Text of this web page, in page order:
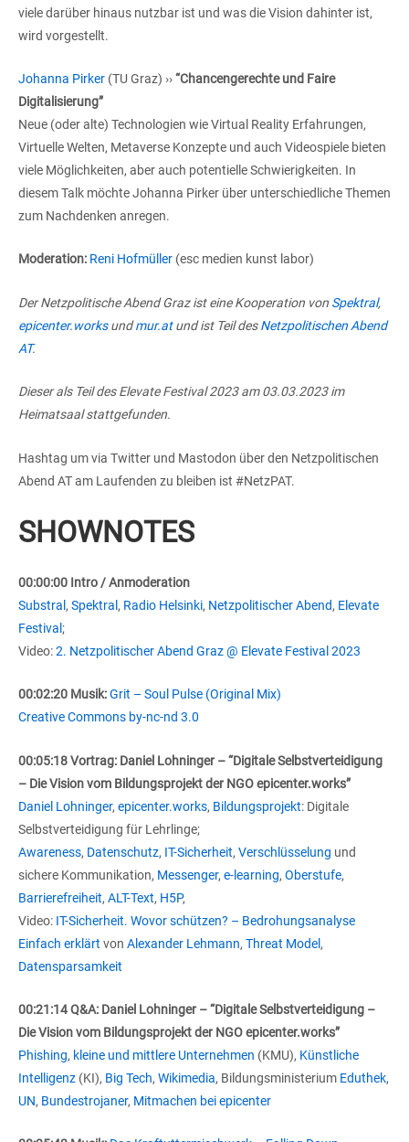
viele darüber hinaus nutzbar ist und was die Vision dahinter ist,
wird vorgestellt.
Johanna Pirker (TU Graz) ››“Chancengerechte und Faire
Digitalisierung”
Neue (oder alte) Technologien wie Virtual Reality Erfahrungen,
Virtuelle Welten, Metaverse Konzepte und auch Videospiele bieten
viele Möglichkeiten, aber auch potentielle Schwierigkeiten. In
diesem Talk möchte Johanna Pirker über unterschiedliche Themen
zum Nachdenken anregen.
Moderation: Reni Hofmüller (esc medien kunst labor)
Der Netzpolitische Abend Graz ist eine Kooperation von Spektral,
epicenter.worksundmur.atund ist Teil desNetzpolitischen Abend
AT.
Dieser als Teil des Elevate Festival 2023 am 03.03.2023 im
Heimatsaal stattgefunden.
Hashtag um via Twitter und Mastodon über den Netzpolitischen
Abend AT am Laufenden zu bleiben ist #NetzPAT.
SHOWNOTES
00:00:00 Intro / Anmoderation
Substral , Spektral , Radio Helsinki, Netzpolitischer Abend, Elevate
Festival ;
Video:2. Netzpolitischer Abend Graz @ Elevate Festival 2023
00:02:20 Musik:Grit – Soul Pulse (Original Mix)
Creative Commons by-nc-nd 3.0
00:05:18 Vortrag: Daniel Lohninger – “Digitale Selbstverteidigung
– Die Vision vom Bildungsprojekt der NGO epicenter.works”
Daniel Lohninger, epicenter.works, Bildungsprojekt: Digitale
Selbstverteidigung für Lehrlinge;
Awareness, Datenschutz, IT-Sicherheit, Verschlüsselung und
sichere Kommunikation, Messenger, e-learning, Oberstufe,
Barrierefreiheit, ALT-Text, H5P,
Video: IT-Sicherheit. Wovor schützen? – Bedrohungsanalyse
Einfach erklärt von Alexander Lehmann, Threat Model ,
Datensparsamkeit
00:21:14 Q&A: Daniel Lohninger – “Digitale Selbstverteidigung –
Die Vision vom Bildungsprojekt der NGO epicenter.works”
Phishing, kleine und mittlere Unternehmen (KMU), Künstliche
Intelligenz (KI), Big Tech, Wikimedia, Bildungsministerium Eduthek,
UN, Bundestrojaner, Mitmachen bei epicenter